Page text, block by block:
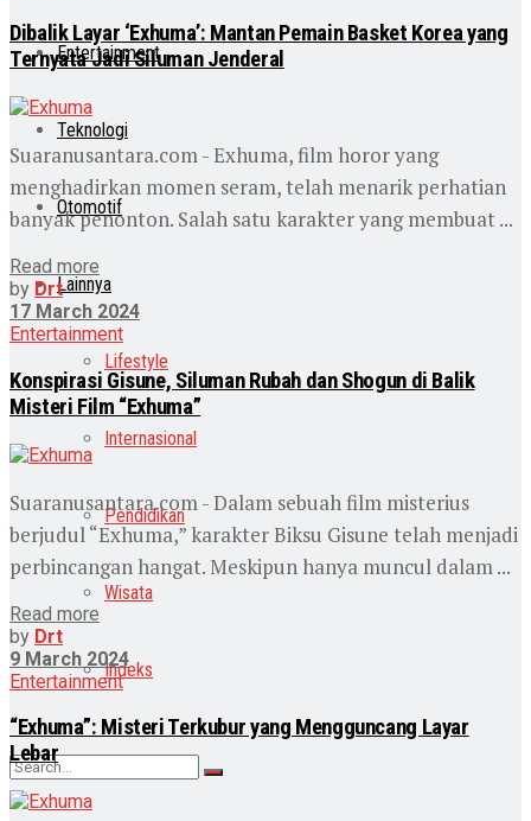
Entertainment
Teknologi
Otomotif
Lainnya
Lifestyle
Internasional
Pendidikan
Wisata
Indeks
Dibalik Layar ‘Exhuma’: Mantan Pemain Basket Korea yang
Ternyata Jadi Siluman Jenderal
Suaranusantara.com - Exhuma, film horor yang
menghadirkan momen seram, telah menarik perhatian
banyak penonton. Salah satu karakter yang membuat ...
Read more
by Drt
17 March 2024
Entertainment
Konspirasi Gisune, Siluman Rubah dan Shogun di Balik
Misteri Film “Exhuma”
Suaranusantara.com - Dalam sebuah film misterius
berjudul “Exhuma,” karakter Biksu Gisune telah menjadi
perbincangan hangat. Meskipun hanya muncul dalam ...
Read more
by Drt
9 March 2024
Entertainment
“Exhuma”: Misteri Terkubur yang Mengguncang Layar
Lebar